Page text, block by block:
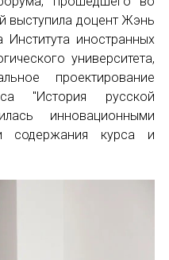
выступила доцент Жэнь
иностранных
университета,
проектирование
"История русской
инновационными
содержания курса и